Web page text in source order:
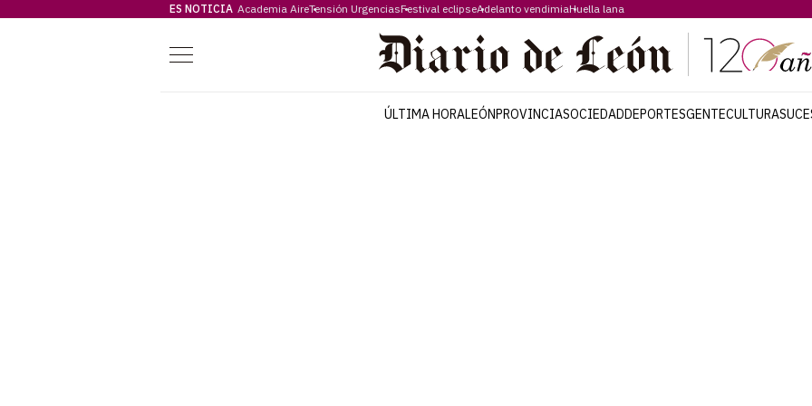
ES NOTICIA Academia AireTensión UrgenciasFestival eclipseAdelanto vendimiaHuella lana
Menú
ÚLTIMA HORALEÓNPROVINCIASOCIEDADDEPORTESGENTECULTURA